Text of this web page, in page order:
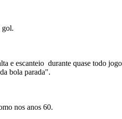
gol.
e escanteio durante quase todo
bola parada".
nos anos 60.